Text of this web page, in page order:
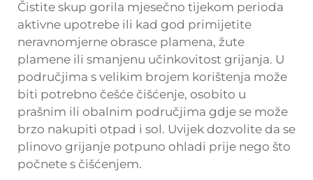
Čistite skup gorila mjesečno tijekom perioda
aktivne upotrebe ili kad god primijetite
neravnomjerne obrasce plamena, žute
plamene ili smanjenu učinkovitost grijanja. U
područjima s velikim brojem korištenja može
biti potrebno češće čišćenje, osobito u
prašnim ili obalnim područjima gdje se može
brzo nakupiti otpad i sol. Uvijek dozvolite da se
plinovo grijanje potpuno ohladi prije nego što
počnete s čišćenjem.